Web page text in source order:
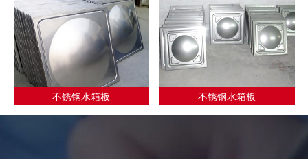
不锈钢水箱板 不锈钢水箱板